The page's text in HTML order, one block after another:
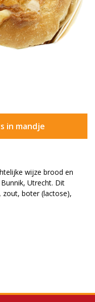
wijze brood en
Utrecht. Dit
zout, boter (lactose),
in mandje